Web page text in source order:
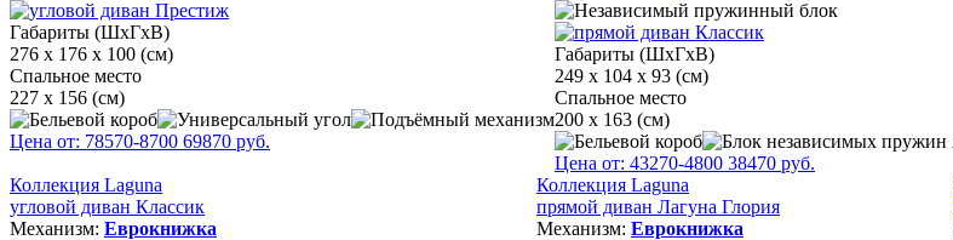
Габариты (ШхГхВ)
276 х 176 х 100 (см)
Спальное место
227 х 156 (см)
Цена от: 78570-8700 69870 руб.
Габариты (ШхГхВ)
249 х 104 х 93 (см)
Спальное место
200 х 163 (см)
Цена от: 43270-4800 38470 руб.
Коллекция Laguna
угловой диван Классик
Механизм: Еврокнижка
Коллекция Laguna
прямой диван Лагуна Глория
Механизм: Еврокнижка